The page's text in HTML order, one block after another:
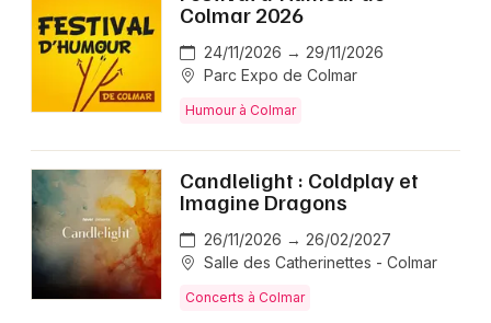
Colmar 2026
24/11/2026 → 29/11/2026
Parc Expo de Colmar
Humour à Colmar
Candlelight : Coldplay et
Imagine Dragons
26/11/2026 → 26/02/2027
Salle des Catherinettes - Colmar
Concerts à Colmar